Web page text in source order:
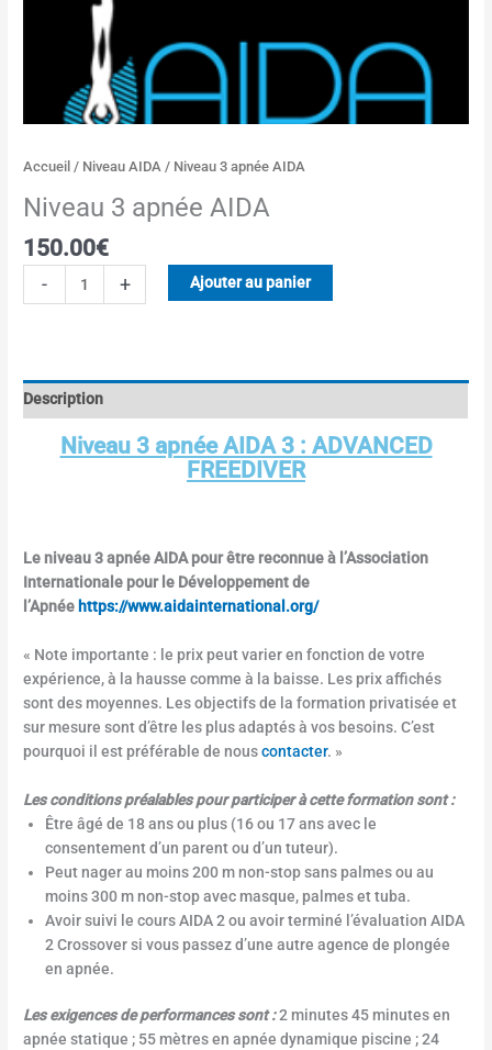
Accueil / Niveau AIDA / Niveau 3 apnée AIDA
Niveau 3 apnée AIDA
150.00€
- + Ajouter au panier
Description
Niveau 3 apnée AIDA 3 : ADVANCED
FREEDIVER
Le niveau 3 apnée AIDA pour être reconnue à l’Association
Internationale pour le Développement de
l’Apnée https://www.aidainternational.org/
« Note importante : le prix peut varier en fonction de votre
expérience, à la hausse comme à la baisse. Les prix affichés
sont des moyennes. Les objectifs de la formation privatisée et
sur mesure sont d’être les plus adaptés à vos besoins. C’est
pourquoi il est préférable de nouscontacter. »
Les conditions préalables pour participer à cette formation sont :
Être âgé de 18 ans ou plus (16 ou 17 ans avec le
consentement d’un parent ou d’un tuteur).
Peut nager au moins 200 m non-stop sans palmes ou au
moins 300 m non-stop avec masque, palmes et tuba.
Avoir suivi le cours AIDA 2 ou avoir terminé l’évaluation AIDA
2 Crossover si vous passez d’une autre agence de plongée
en apnée.
Les exigences de performances sont :2 minutes 45 minutes en
apnée statique ; 55 mètres en apnée dynamique piscine ; 24